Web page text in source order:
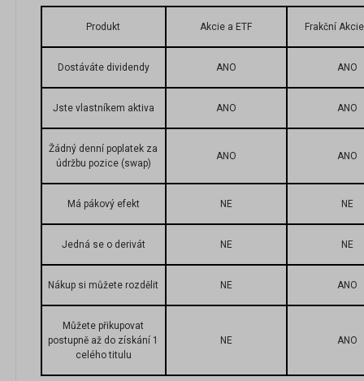
Produkt Akcie a ETF Frakční
Dostáváte dividendy ANO ANO
Jste vlastníkem aktiva ANO ANO
Žádný denní poplatek za
údržbu pozice (swap)
ANO ANO
Má pákový efekt NE NE
Jedná se o derivát NE NE
Nákup si můžete rozdělit NE ANO
Můžete přikupovat
postupně až do získání 1
celého titulu
NE ANO